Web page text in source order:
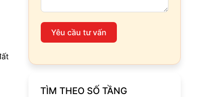
Yêu cầu tư vấn
TÌM THEO SỐ TẦNG